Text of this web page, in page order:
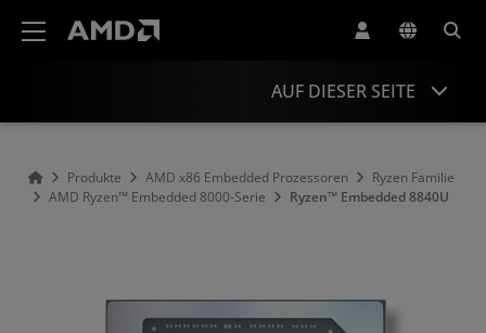
AUF DIESER SEITE
Technische Daten
Produkte AMD x86 Embedded Prozessoren
Ryzen Familie
AMD Ryzen™ Embedded 8000-Serie
Ryzen™ Embedded 8840U